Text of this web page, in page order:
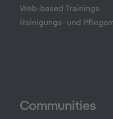
Web-based Trainings
Reinigungs- und
Communities